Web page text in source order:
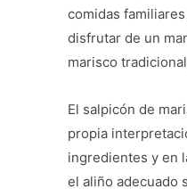
comidas
disfrutar de un
marisco
El salpicón de
propia
ingredientes y en
el aliño adecuado